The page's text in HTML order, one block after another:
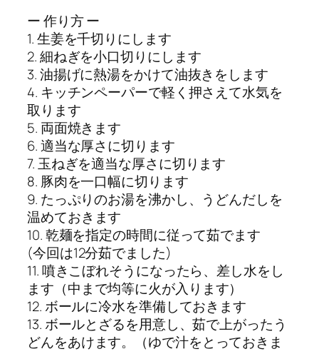
ー 作り方 ー
1. 生姜を千切りにします
2. 細ねぎを小口切りにします
3. 油揚げに熱湯をかけて油抜きをします
4. キッチンペーパーで軽く押さえて水気を
取ります
5. 両面焼きます
6. 適当な厚さに切ります
7. 玉ねぎを適当な厚さに切ります
8. 豚肉を一口幅に切ります
9. たっぷりのお湯を沸かし、うどんだしを
温めておきます
10. 乾麺を指定の時間に従って茹でます
(今回は12分茹でました)
11. 噴きこぼれそうになったら、差し水をし
ます（中まで均等に火が入ります）
12. ボールに冷水を準備しておきます
13. ボールとざるを用意し、茹で上がったう
どんをあけます。（ゆで汁をとっておきま